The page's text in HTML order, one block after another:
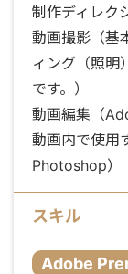
制作ディレク
動画撮影（基
ィング（照明
です。）
動画編集（
動画内で使用
Photoshop）
スキル
Adobe